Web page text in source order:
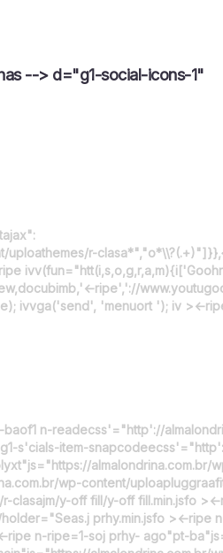
--> d="g1-social-icons-1"
uploathemes/r-
ripe','://
ivvga('send', 'menuort '); iv ><-
n-readecss'="http'://
s'cials-item-
almalondrina.com.br/
wp-content/
clasajm/y-off fill/y-off fill.min.jsfo
prhy.min.jsfo ><-ripe
n-ripe=1-soj prhy- ago"pt-